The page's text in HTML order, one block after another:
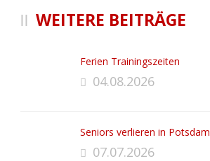
WEITERE BEITRÄGE
Ferien Trainingszeiten
04.08.2026
Seniors verlieren in Potsdam
07.07.2026